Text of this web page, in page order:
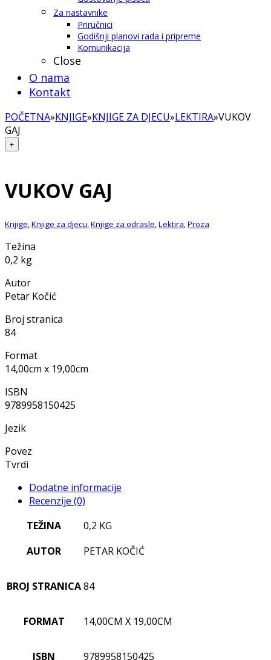
Za nastavnike
Priručnici
Godišnji planovi rada i pripreme
Komunikacija
Close
O nama
Kontakt
POČETNA»KNJIGE»KNJIGE ZA DJECU»LEKTIRA»VUKOV
GAJ
+
VUKOV GAJ
Knjige,Knjige za djecu,Knjige za odrasle,Lektira,Proza
Težina
0,2 kg
Autor
Petar Kočić
Broj stranica
84
Format
14,00cm x 19,00cm
ISBN
9789958150425
Jezik
Povez
Tvrdi
Dodatne informacije
Recenzije (0)
TEŽINA
0,2 KG
AUTOR
PETAR KOČIĆ
BROJ STRANICA84
FORMAT 14,00CM X 19,00CM
ISBN 9789958150425